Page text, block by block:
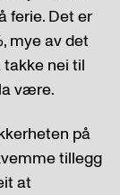
ferie. Det er
mye av det
nei til
være.
på
tillegg
at